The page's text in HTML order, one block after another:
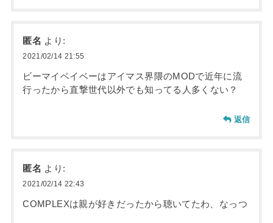
匿名 より:
2021/02/14 21:55
ビーマイベイベーはアイマス界隈のMODで近年に流
行ったから直撃世代以外でも知ってる人多くない？
返信
匿名 より:
2021/02/14 22:43
COMPLEXは親が好きだったから聴いてたわ、なっつ